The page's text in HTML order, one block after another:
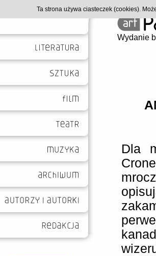
Wydanie
Dla
Ta strona używa ciasteczek (cookies).